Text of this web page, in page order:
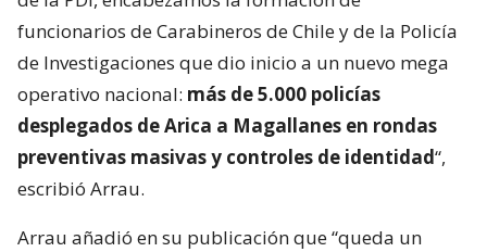
funcionarios de Carabineros de Chile y de la Policía
de Investigaciones que dio inicio a un nuevo mega
operativo nacional: más de 5.000 policías
desplegados de Arica a Magallanes en rondas
preventivas masivas y controles de identidad“,
escribió Arrau.
Arrau añadió en su publicación que “queda un